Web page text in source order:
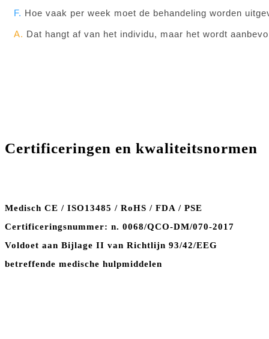
F. Hoe vaak per week moet de behandeling worden
A. Dat hangt af van het individu, maar het wordt
Certificeringen en kwaliteitsnormen
Medisch CE / ISO13485 / RoHS / FDA / PSE
Certificeringsnummer: n. 0068/QCO-DM/070-2017
Voldoet aan Bijlage II van Richtlijn 93/42/EEG
betreffende medische hulpmiddelen